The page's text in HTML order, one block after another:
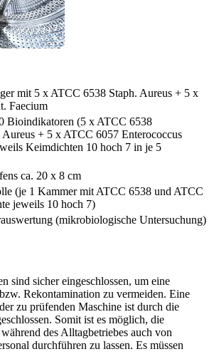
mit 5 x ATCC 6538 Staph. Aureus + 5 x
Faecium
Bioindikatoren (5 x ATCC 6538
Aureus + 5 x ATCC 6057 Enterococcus
Keimdichten 10 hoch 7 in je 5
ca. 20 x 8 cm
(je 1 Kammer mit ATCC 6538 und ATCC
jeweils 10 hoch 7)
(mikrobiologische Untersuchung)
sind sicher eingeschlossen, um eine
Rekontamination zu vermeiden. Eine
zu prüfenden Maschine ist durch die
Somit ist es möglich, die
des Alltagbetriebes auch von
durchführen zu lassen. Es müssen